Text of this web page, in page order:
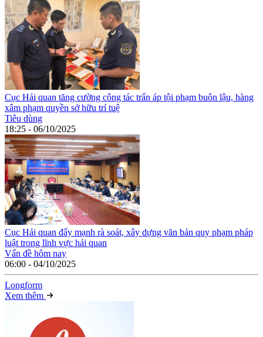
Cục Hải quan tăng cường công tác trấn áp tội phạm buôn lậu, hàng
xâm phạm quyền sở hữu trí tuệ
Tiêu dùng
18:25 - 06/10/2025
Cục Hải quan đẩy mạnh rà soát, xây dựng văn bản quy phạm pháp
luật trong lĩnh vực hải quan
Vấn đề hôm nay
06:00 - 04/10/2025
Longform
Xem thêm